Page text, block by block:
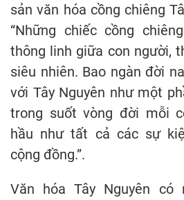
sản văn hóa cồng chiêng
“Những chiếc cồng
thông linh giữa con người,
siêu nhiên. Bao ngàn đời
với Tây Nguyên như một
trong suốt vòng đời mỗi
hầu như tất cả các sự
cộng đồng.”.
Văn hóa Tây Nguyên